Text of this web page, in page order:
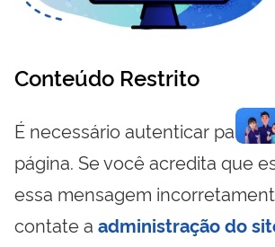
Conteúdo Restrito
É necessário autenticar para
página. Se você acredita que
essa mensagem
contate a administração do